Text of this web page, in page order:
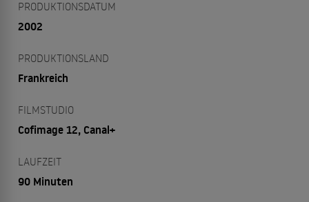
PRODUKTIONSDATUM
2002
PRODUKTIONSLAND
Frankreich
FILMSTUDIO
Cofimage 12, Canal+
LAUFZEIT
90 Minuten